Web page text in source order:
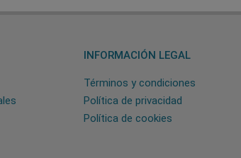
INFORMACIÓN LEGAL
Términos y condiciones
Política de privacidad
Política de cookies